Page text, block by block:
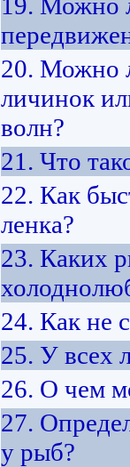
20. Можно
личинок
волн?
21. Что
22. Как
ленка?
23. Каких
24. Как не
25. У всех
26. О чем
27.
у рыб?